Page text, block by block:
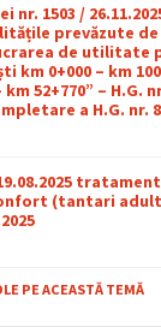
nr. 1503 /
prevăzute de
de utilitate
km 0+000 – km
52+770” – H.G.
a H.G. nr.
(tantari
PE ACEASTĂ TEMĂ